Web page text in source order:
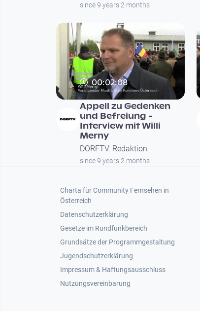
since 9 years 2 months
00:02:08
Appell zu Gedenken
und Befreiung -
Interview mit Willi
Merny
DORFTV. Redaktion
since 9 years 2 months
Footer 1
Charta für Community Fernsehen in
Österreich
Datenschutzerklärung
Gesetze im Rundfunkbereich
Grundsätze der Programmgestaltung
Jugendschutzerklärung
Impressum & Haftungsausschluss
Nutzungsvereinbarung